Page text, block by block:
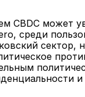
CBDC может
среди
сектор,